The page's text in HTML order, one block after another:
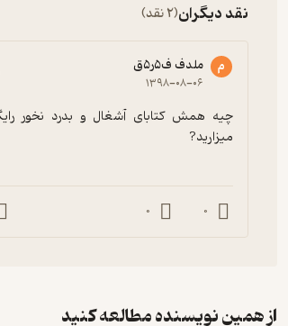
نقد دیگران(2 نقد)
م ملدف ف۵ر۵ق
۱۳۹۸-۰۸-۰۶
میزارید?
0
0
از همین نویسنده مطالعه کنید